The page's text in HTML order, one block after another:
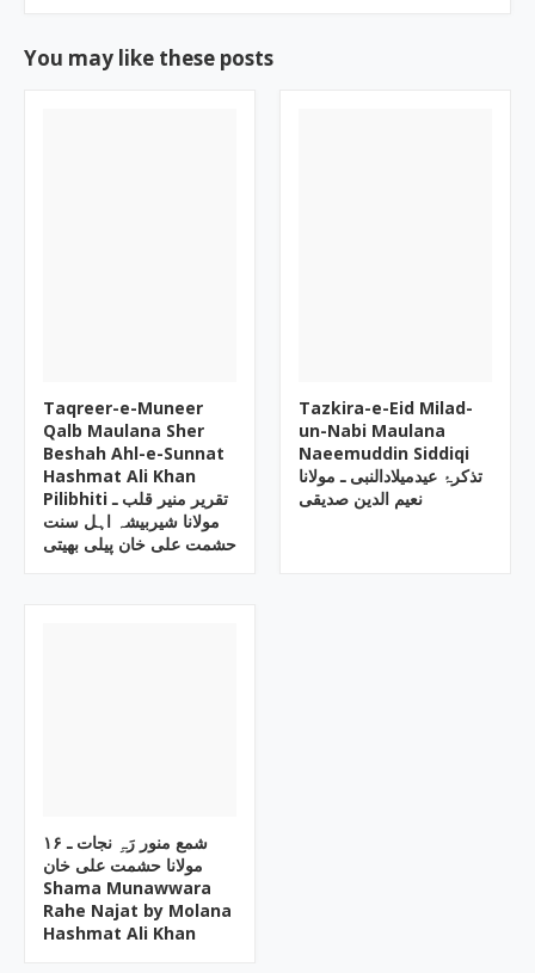
You may like these posts
Taqreer-e-Muneer
Qalb Maulana Sher
Beshah Ahl-e-Sunnat
Hashmat Ali Khan
Pilibhiti تقریر منیر قلب ـ
مولانا شیربیشہ اہل سنت
حشمت علی خان پیلی بھیتی
Tazkira-e-Eid Milad-
un-Nabi Maulana
Naeemuddin Siddiqi
تذکرۂ عیدمیلادالنبی ـ مولانا
نعیم الدین صدیقی
۱۶ شمع منور رَہِ نجات ـ
مولانا حشمت علی خان
Shama Munawwara
Rahe Najat by Molana
Hashmat Ali Khan